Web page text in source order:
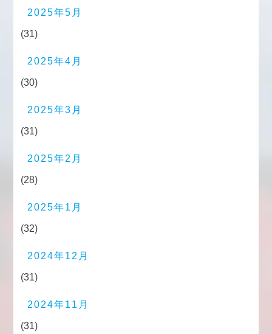
2025年5月
(31)
2025年4月
(30)
2025年3月
(31)
2025年2月
(28)
2025年1月
(32)
2024年12月
(31)
2024年11月
(31)